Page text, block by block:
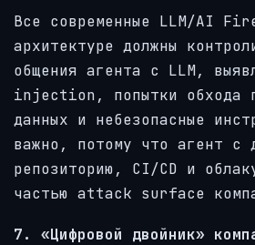
Все современные LLM/AI
архитектуре должны
общения агента с LLM,
injection, попытки обхода
данных и небезопасные
важно, потому что агент с
репозиторию, CI/CD и
частью attack surface
7. «Цифровой двойник»